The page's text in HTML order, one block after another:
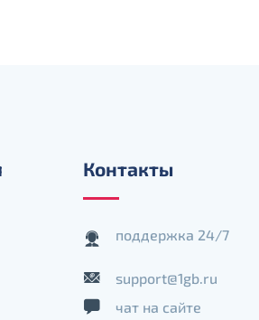
Контакты
поддержка 24/7
support@1gb.ru
чат на сайте